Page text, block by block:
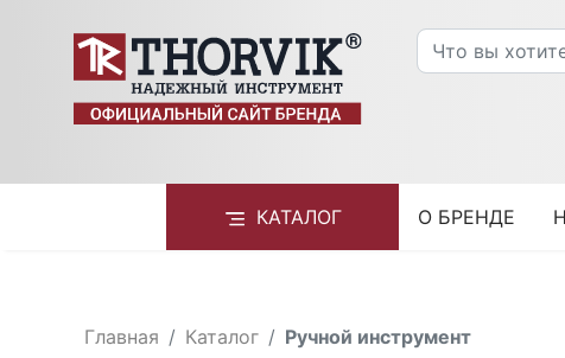
КАТАЛОГ О БРЕНДЕ
Главная Каталог Ручной инструмент